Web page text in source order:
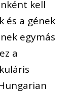
kell
és a gének
egymás
a